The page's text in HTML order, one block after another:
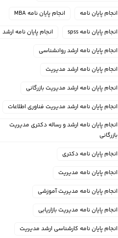
انجام پایان نامه
انجام پایان نامه MBA
انجام پایان نامه spss
انجام پایان نامه ارشد
انجام پایان نامه ارشد روانشناسی
انجام پایان نامه ارشد مدیریت
انجام پایان نامه ارشد مدیریت بازرگانی
انجام پایان نامه ارشد مدیریت فناوری اطلاعات
انجام پایان نامه ارشد و رساله دکتری مدیریت
بازرگانی
انجام پایان نامه دکتری
انجام پایان نامه مدیریت
انجام پایان نامه مدیریت آموزشی
انجام پایان نامه مدیریت بازاریابی
انجام پایان نامه کارشناسی ارشد مدیریت